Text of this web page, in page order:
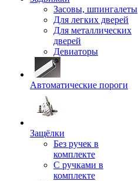
Засовы, шпингалеты
Для легких дверей
Для металлических
дверей
Девиаторы
Автоматические пороги
Защёлки
Без ручек в
комплекте
С ручками в
комплекте